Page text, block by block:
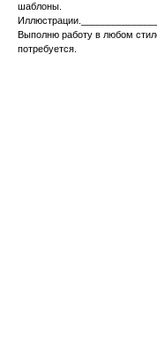
шаблоны.
Выполню работу в любом
потребуется.